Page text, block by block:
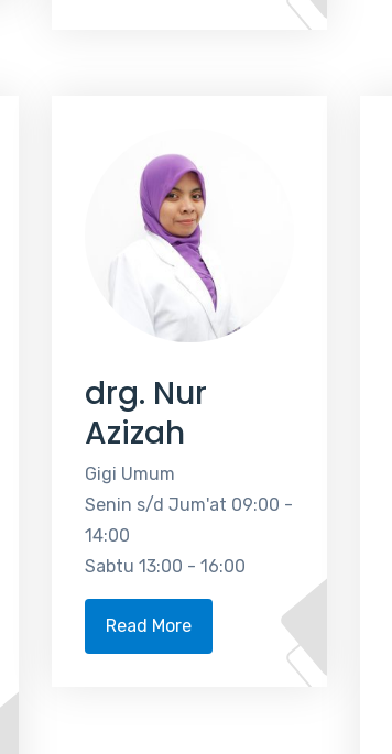
drg. Nur
Azizah
Gigi Umum
Senin s/d Jum'at 09:00 -
14:00
Sabtu 13:00 - 16:00
Read More